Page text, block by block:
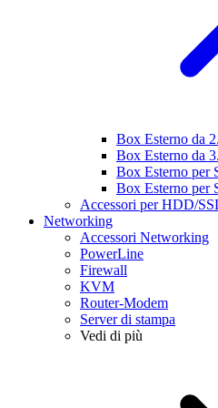
Box Esterno da
Box Esterno da
Box Esterno per
Box Esterno per
Accessori per HDD/
Networking
Accessori Networking
PowerLine
Firewall
KVM
Router-Modem
Server di stampa
Vedi di più